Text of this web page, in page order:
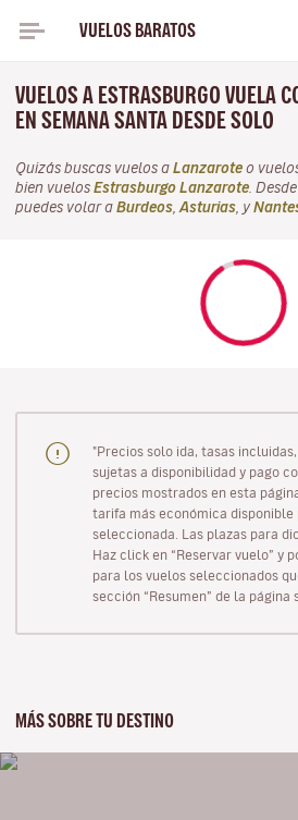
VUELOS BARATOS
VUELOS A ESTRASBURGO VUELA
EN SEMANA SANTA DESDE SOLO
Quizás buscas vuelos a Lanzarote o
bien vuelos Estrasburgo Lanzarote .
puedes volar a Burdeos Asturias , y
"Precios solo ida, tasas
sujetas a disponibilidad y pago
precios mostrados en esta
tarifa más económica disponible
seleccionada. Las plazas para
Haz click en “Reservar vuelo” y
para los vuelos seleccionados
sección “Resumen” de la página
MÁS SOBRE TU DESTINO